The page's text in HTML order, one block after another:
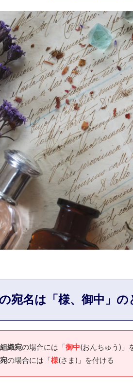
宛名は「様、御中」の
織宛の場合には「御中(おんちゅう)」
の場合には「様(さま)」を付ける